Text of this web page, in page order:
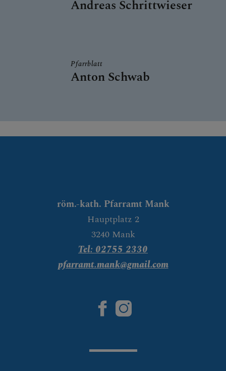
Andreas Schrittwieser
Pfarrblatt
Anton Schwab
röm.-kath. Pfarramt Mank
Hauptplatz 2
3240 Mank
Tel: 02755 2330
pfarramt.mank@gmail.com